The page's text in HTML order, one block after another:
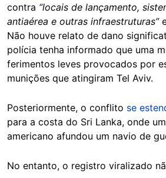
contra “locais de lançamento,
antiaérea e outras infraestruturas”
Não houve relato de dano
polícia tenha informado que uma
ferimentos leves provocados por
munições que atingiram Tel Aviv.
Posteriormente, o conflito se
para a costa do Sri Lanka, onde
americano afundou um navio de
No entanto, o registro viralizado